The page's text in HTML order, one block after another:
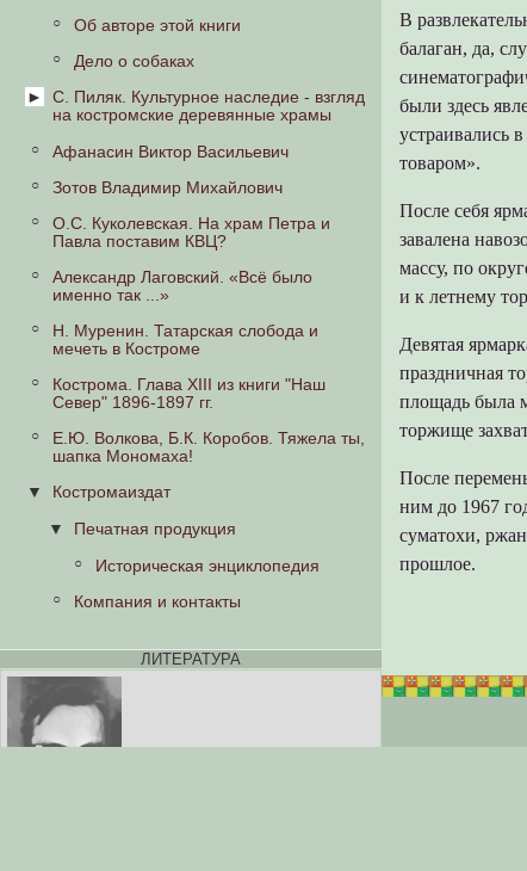
В
балаган, да,
были здесь
устраивались
товаром».
После себя
завалена
массу, по
и к летнему
Девятая
праздничная
площадь была
торжище
После
ним до 1967
суматохи,
прошлое.
Об авторе этой книги
Дело о собаках
С. Пиляк. Культурное наследие - взгляд
на костромские деревянные храмы
Актуализация наследия
Заключение. Список литературы
Афанасин Виктор Васильевич
Зотов Владимир Михайлович
О.С. Куколевская. На храм Петра и
Павла поставим КВЦ?
Александр Лаговский. «Всё было
именно так ...»
Н. Муренин. Татарская слобода и
мечеть в Костроме
Кострома. Глава XIII из книги "Наш
Север" 1896-1897 гг.
Е.Ю. Волкова, Б.К. Коробов. Тяжела ты,
шапка Мономаха!
Костромаиздат
Печатная продукция
Историческая энциклопедия
Компания и контакты
ЛИТЕРАТУРА